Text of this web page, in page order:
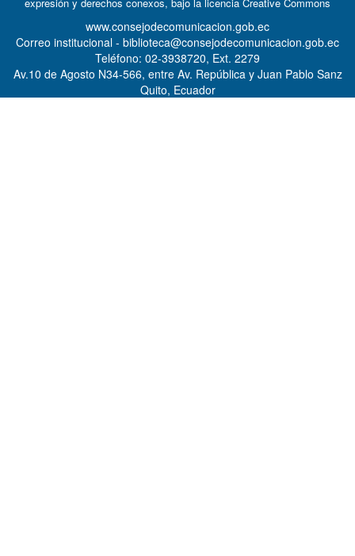
www.consejodecomunicacion.gob.ec
Correo institucional - biblioteca@consejodecomunicacion.gob.ec
Teléfono: 02-3938720, Ext. 2279
Av.10 de Agosto N34-566, entre Av. República y Juan Pablo Sanz
Quito, Ecuador